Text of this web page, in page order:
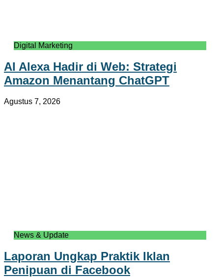
Digital Marketing
AI Alexa Hadir di Web: Strategi
Amazon Menantang ChatGPT
Agustus 7, 2026
News & Update
Laporan Ungkap Praktik Iklan
Penipuan di Facebook